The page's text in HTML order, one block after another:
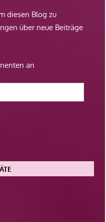
diesen Blog zu
über neue Beiträge
an